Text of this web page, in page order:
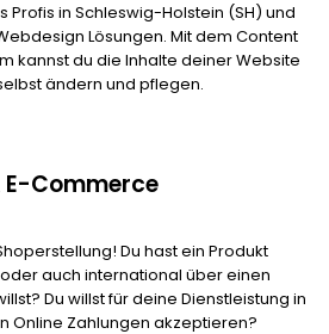
Profis in Schleswig-Holstein (SH) und
Lösungen. Mit dem Content
kannst du die Inhalte deiner Website
ändern und pflegen.
E-Commerce
Du hast ein Produkt
auch international über einen
Du willst für deine Dienstleistung in
Online Zahlungen akzeptieren?